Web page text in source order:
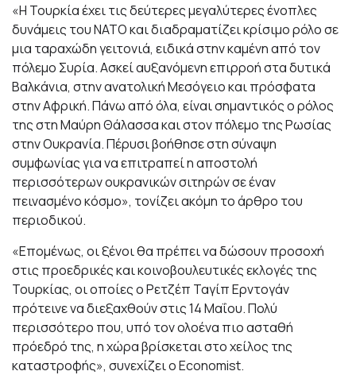
«Η Τουρκία έχει τις δεύτερες μεγαλύτερες ένοπλες
δυνάμεις του ΝΑΤΟ και διαδραματίζει κρίσιμο ρόλο σε
μια ταραχώδη γειτονιά, ειδικά στην καμένη από τον
πόλεμο Συρία. Ασκεί αυξανόμενη επιρροή στα δυτικά
Βαλκάνια, στην ανατολική Μεσόγειο και πρόσφατα
στην Αφρική. Πάνω από όλα, είναι σημαντικός ο ρόλος
της στη Μαύρη Θάλασσα και στον πόλεμο της Ρωσίας
στην Ουκρανία. Πέρυσι βοήθησε στη σύναψη
συμφωνίας για να επιτραπεί η αποστολή
περισσότερων ουκρανικών σιτηρών σε έναν
πεινασμένο κόσμο», τονίζει ακόμη το άρθρο του
περιοδικού.
«Επομένως, οι ξένοι θα πρέπει να δώσουν προσοχή
στις προεδρικές και κοινοβουλευτικές εκλογές της
Τουρκίας, οι οποίες ο Ρετζέπ Ταγίπ Ερντογάν
πρότεινε να διεξαχθούν στις 14 Μαΐου. Πολύ
περισσότερο που, υπό τον ολοένα πιο ασταθή
πρόεδρό της, η χώρα βρίσκεται στο χείλος της
καταστροφής», συνεχίζει ο Economist.